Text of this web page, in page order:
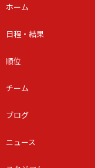
ホーム
日程・結果
順位
チーム
ブログ
ニュース